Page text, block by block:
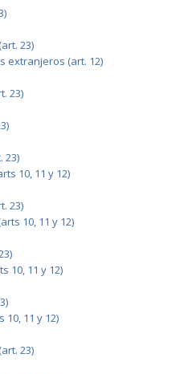
23)
extranjeros (art. 12)
23)
23)
10, 11 y 12)
23)
10, 11 y 12)
10, 11 y 12)
11 y 12)
23)